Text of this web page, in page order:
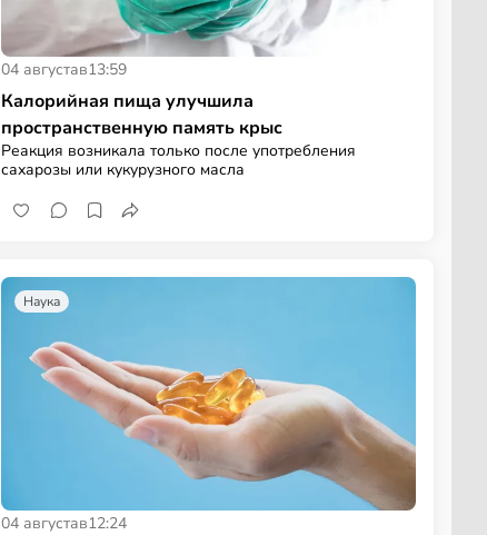
04 августав13:59
Калорийная пища улучшила
пространственную память крыс
Реакция возникала только после употребления
сахарозы или кукурузного масла
Наука
04 августав12:24